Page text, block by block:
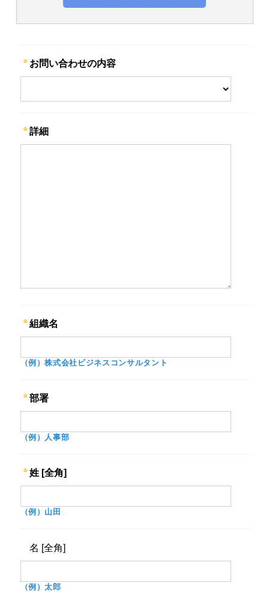
お問い合わせの内容
詳細
組織名
（例）株式会社ビジネスコンサルタント
部署
（例）人事部
姓 [全角]
（例）山田
名 [全角]
（例）太郎